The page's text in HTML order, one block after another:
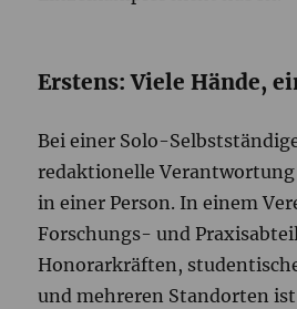
Erstens: Viele Hände,
Bei einer Solo-
redaktionelle
in einer Person. In einem
Forschungs- und
Honorarkräften,
und mehreren Standorten